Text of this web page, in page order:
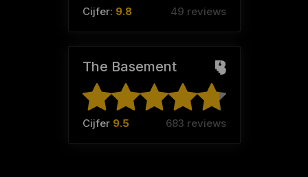
Cijfer: 9.8 49 reviews
The Basement
Cijfer 9.5 683 reviews